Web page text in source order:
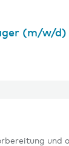
(m/w/
und